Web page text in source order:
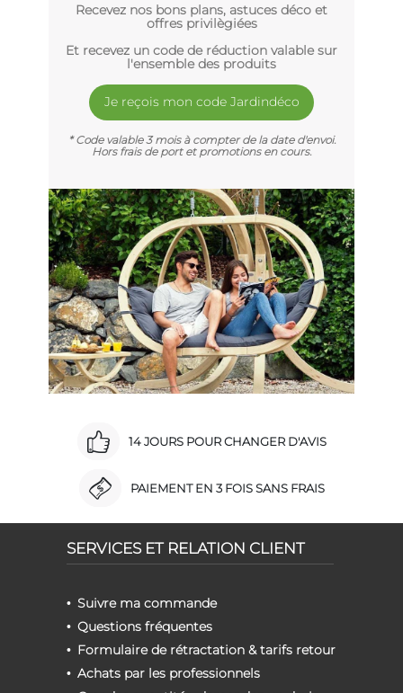
Recevez nos bons plans, astuces déco et
offres privilègiées
Et recevez un code de réduction valable sur
l'ensemble des produits
Je reçois mon code Jardindéco
* Code valable 3 mois à compter de la date d'envoi.
Hors frais de port et promotions en cours.
14 JOURS POUR CHANGER D'AVIS
PAIEMENT EN 3 FOIS SANS FRAIS
SERVICES ET RELATION CLIENT
Suivre ma commande
Questions fréquentes
Formulaire de rétractation & tarifs retour
Achats par les professionnels